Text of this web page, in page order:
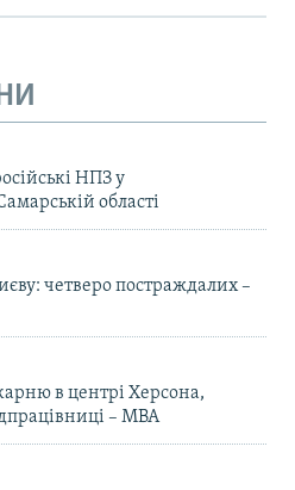
НПЗ у
області
четверо постраждалих –
в центрі Херсона,
– МВА